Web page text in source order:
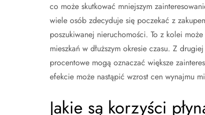
co może skutkować mniejszym
wiele osób zdecyduje się poczekać z
poszukiwanej nieruchomości. To z kolei
mieszkań w dłuższym okresie czasu. Z
procentowe mogą oznaczać większe
efekcie może nastąpić wzrost cen wynajmu
Jakie są korzyści